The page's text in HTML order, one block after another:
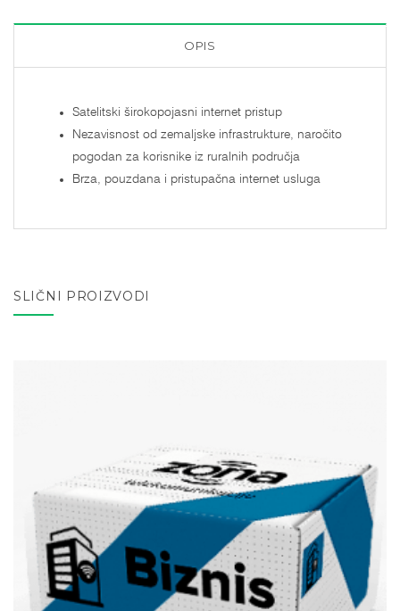
OPIS
Satelitski širokopojasni internet pristup
Nezavisnost od zemaljske infrastrukture, naročito
pogodan za korisnike iz ruralnih područja
Brza, pouzdana i pristupačna internet usluga
SLIČNI PROIZVODI